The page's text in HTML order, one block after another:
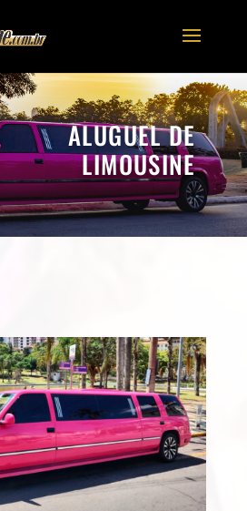
ALUGUEL DE
LIMOUSINE